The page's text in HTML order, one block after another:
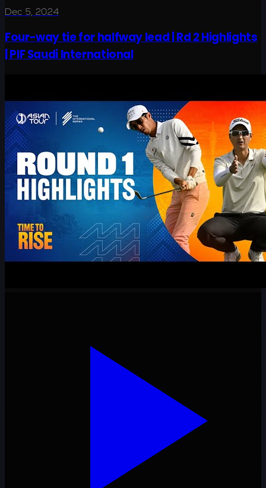
Dec 5, 2024
Four-way tie for halfway lead | Rd 2 Highlights
| PIF Saudi International